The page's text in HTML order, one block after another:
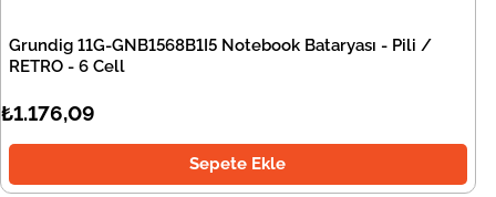
Grundig 11G-GNB1568B1I5 Notebook Bataryası - Pili /
RETRO - 6 Cell
₺1.176,09
Sepete Ekle